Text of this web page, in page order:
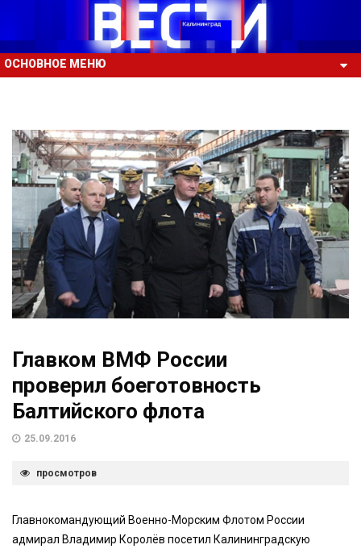
ОСНОВНОЕ МЕНЮ
Главком ВМФ России
проверил боеготовность
Балтийского флота
25.09.2016
просмотров
Главнокомандующий Военно-Морским Флотом России
адмирал Владимир Королёв посетил Калининградскую